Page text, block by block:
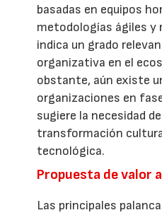
basadas en equipos
metodologías ágiles y
indica un grado
organizativa en el
obstante, aún existe
organizaciones en
sugiere la necesidad
transformación
tecnológica.
Propuesta de valor
Las principales